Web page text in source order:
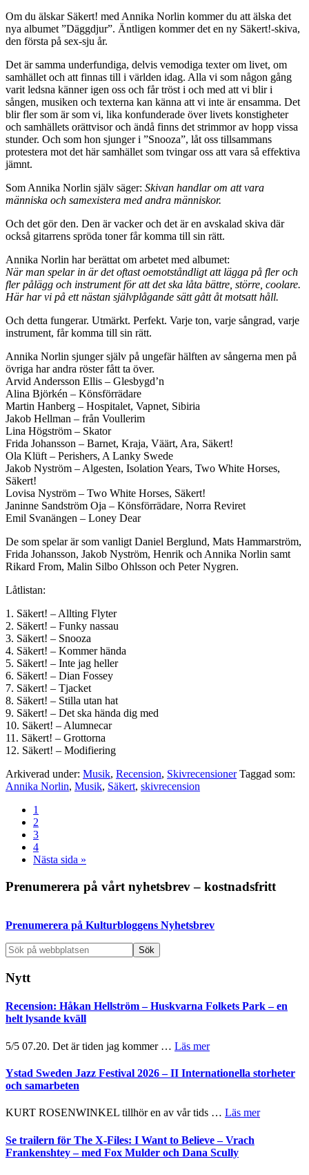
Om du älskar Säkert! med Annika Norlin kommer du att älska det
nya albumet ”Däggdjur”. Äntligen kommer det en ny Säkert!-skiva,
den första på sex-sju år.
Det är samma underfundiga, delvis vemodiga texter om livet, om
samhället och att finnas till i världen idag. Alla vi som någon gång
varit ledsna känner igen oss och får tröst i och med att vi blir i
sången, musiken och texterna kan känna att vi inte är ensamma. Det
blir fler som är som vi, lika konfunderade över livets konstigheter
och samhällets orättvisor och ändå finns det strimmor av hopp vissa
stunder. Och som hon sjunger i ”Snooza”, låt oss tillsammans
protestera mot det här samhället som tvingar oss att vara så effektiva
jämnt.
Som Annika Norlin själv säger: Skivan handlar om att vara
människa och samexistera med andra människor.
Och det gör den. Den är vacker och det är en avskalad skiva där
också gitarrens spröda toner får komma till sin rätt.
Annika Norlin har berättat om arbetet med albumet:
När man spelar in är det oftast oemotståndligt att lägga på fler och
fler pålägg och instrument för att det ska låta bättre, större, coolare.
Här har vi på ett nästan självplågande sätt gått åt motsatt håll.
Och detta fungerar. Utmärkt. Perfekt. Varje ton, varje sångrad, varje
instrument, får komma till sin rätt.
Annika Norlin sjunger själv på ungefär hälften av sångerna men på
övriga har andra röster fått ta över.
Arvid Andersson Ellis – Glesbygd’n
Alina Björkén – Könsförrädare
Martin Hanberg – Hospitalet, Vapnet, Sibiria
Jakob Hellman – från Voullerim
Lina Högström – Skator
Frida Johansson – Barnet, Kraja, Väärt, Ara, Säkert!
Ola Klüft – Perishers, A Lanky Swede
Jakob Nyström – Algesten, Isolation Years, Two White Horses,
Säkert!
Lovisa Nyström – Two White Horses, Säkert!
Janinne Sandström Oja – Könsförrädare, Norra Reviret
Emil Svanängen – Loney Dear
De som spelar är som vanligt Daniel Berglund, Mats Hammarström,
Frida Johansson, Jakob Nyström, Henrik och Annika Norlin samt
Rikard From, Malin Silbo Ohlsson och Peter Nygren.
Låtlistan:
1. Säkert! – Allting Flyter
2. Säkert! – Funky nassau
3. Säkert! – Snooza
4. Säkert! – Kommer hända
5. Säkert! – Inte jag heller
6. Säkert! – Dian Fossey
7. Säkert! – Tjacket
8. Säkert! – Stilla utan hat
9. Säkert! – Det ska hända dig med
10. Säkert! – Alumnecar
11. Säkert! – Grottorna
12. Säkert! – Modifiering
Arkiverad under: Musik, Recension, Skivrecensioner Taggad som:
Annika Norlin, Musik, Säkert, skivrecension
Sida
1
Sida
2
Sida
3
Sida
4
Go
Nästa sida »
Primärt
Prenumerera på vårt nyhetsbrev – kostnadsfritt
Prenumerera på Kulturbloggens Nyhetsbrev
Sök
på
webbplatsen
Nytt
Recension: Håkan Hellström – Huskvarna Folkets Park – en
helt lysande kväll
5/5 07.20. Det är tiden jag kommer … Läs merom
Håkan
Huskvarna
Folkets
–
en
Ystad Sweden Jazz Festival 2026 – II Internationella storheter
och samarbeten
KURT ROSENWINKEL tillhör en av vår tids … Läs merom
Se trailern för The X-Files: I Want to Believe – Vrach
Frankenshtey – med Fox Mulder och Dana Scully